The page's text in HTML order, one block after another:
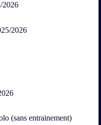
2026
2026
(sans entrainement)